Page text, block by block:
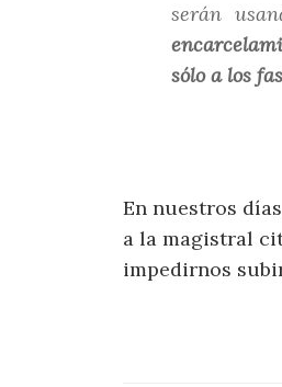
serán
sólo a los
En nuestros
a la magistral
impedirnos